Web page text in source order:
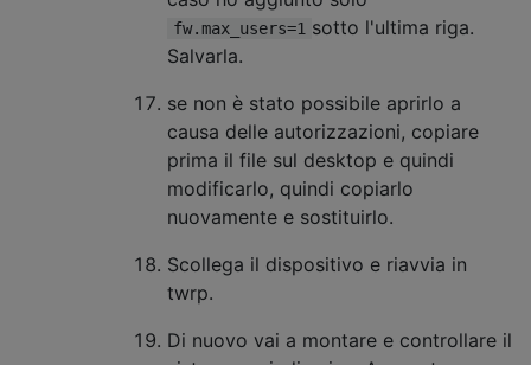
fw.max_users=1 sotto l'ultima riga.
Salvarla.
se non è stato possibile aprirlo a
causa delle autorizzazioni, copiare
prima il file sul desktop e quindi
modificarlo, quindi copiarlo
nuovamente e sostituirlo.
Scollega il dispositivo e riavvia in
twrp.
Di nuovo vai a montare e controllare il